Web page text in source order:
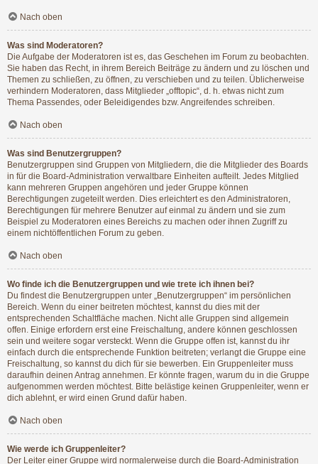
Nach oben
Was sind Moderatoren?
Die Aufgabe der Moderatoren ist es, das Geschehen im Forum zu beobachten.
Sie haben das Recht, in ihrem Bereich Beiträge zu ändern und zu löschen und
Themen zu schließen, zu öffnen, zu verschieben und zu teilen. Üblicherweise
verhindern Moderatoren, dass Mitglieder „offtopic“, d. h. etwas nicht zum
Thema Passendes, oder Beleidigendes bzw. Angreifendes schreiben.
Nach oben
Was sind Benutzergruppen?
Benutzergruppen sind Gruppen von Mitgliedern, die die Mitglieder des Boards
in für die Board-Administration verwaltbare Einheiten aufteilt. Jedes Mitglied
kann mehreren Gruppen angehören und jeder Gruppe können
Berechtigungen zugeteilt werden. Dies erleichtert es den Administratoren,
Berechtigungen für mehrere Benutzer auf einmal zu ändern und sie zum
Beispiel zu Moderatoren eines Bereichs zu machen oder ihnen Zugriff zu
einem nichtöffentlichen Forum zu geben.
Nach oben
Wo finde ich die Benutzergruppen und wie trete ich ihnen bei?
Du findest die Benutzergruppen unter „Benutzergruppen“ im persönlichen
Bereich. Wenn du einer beitreten möchtest, kannst du dies mit der
entsprechenden Schaltfläche machen. Nicht alle Gruppen sind allgemein
offen. Einige erfordern erst eine Freischaltung, andere können geschlossen
sein und weitere sogar versteckt. Wenn die Gruppe offen ist, kannst du ihr
einfach durch die entsprechende Funktion beitreten; verlangt die Gruppe eine
Freischaltung, so kannst du dich für sie bewerben. Ein Gruppenleiter muss
daraufhin deinen Antrag annehmen. Er könnte fragen, warum du in die Gruppe
aufgenommen werden möchtest. Bitte belästige keinen Gruppenleiter, wenn er
dich ablehnt, er wird einen Grund dafür haben.
Nach oben
Wie werde ich Gruppenleiter?
Der Leiter einer Gruppe wird normalerweise durch die Board-Administration